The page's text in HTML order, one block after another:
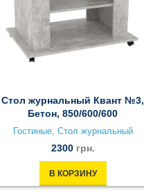
Стол журнальный Квант №3,
Бетон, 850/600/600
Гостиные, Стол журнальный
2300 грн.
В КОРЗИНУ